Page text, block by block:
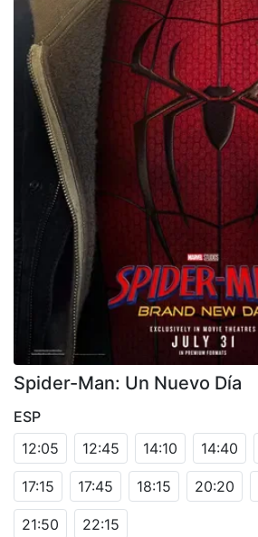
Spider-Man: Un Nuevo Día
ESP
12:05
12:45 14:10 14:40
17:15 17:45 18:15 20:20
21:50 22:15